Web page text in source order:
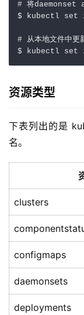
# 将daemonset
$
kubectl set
# 从本地文件中
$
kubectl set
资源类型
下表列出的是
名。
clusters
configmaps
daemonsets
deployments